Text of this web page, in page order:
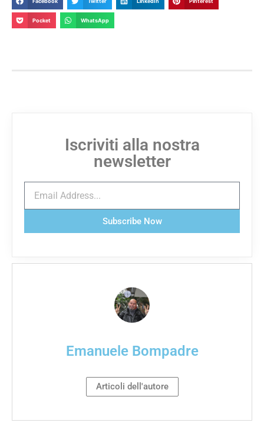
Pocket WhatsApp
Iscriviti alla nostra
newsletter
Subscribe Now
Emanuele Bompadre
Articoli dell'autore